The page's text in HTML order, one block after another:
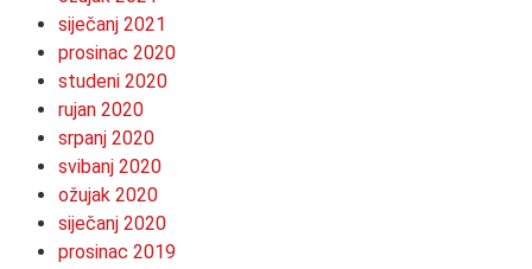
siječanj 2021
prosinac 2020
studeni 2020
rujan 2020
srpanj 2020
svibanj 2020
ožujak 2020
siječanj 2020
prosinac 2019